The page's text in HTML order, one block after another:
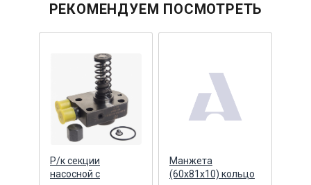
РЕКОМЕНДУЕМ ПОСМОТРЕТЬ
Р/к секции
насосной с
Манжета
(60х81х10) кольцо